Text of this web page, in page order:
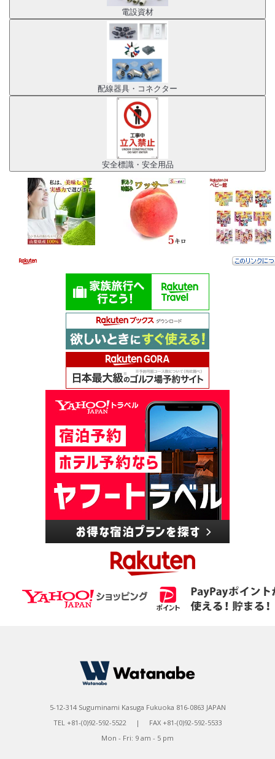
電設資材
配線器具・コネクター
安全標識・安全用品
5-12-314 Suguminami Kasuga Fukuoka 816-0863 JAPAN
TEL +81-(0)92-592-5522 | FAX +81-(0)92-592-5533
Mon - Fri: 9 am - 5 pm